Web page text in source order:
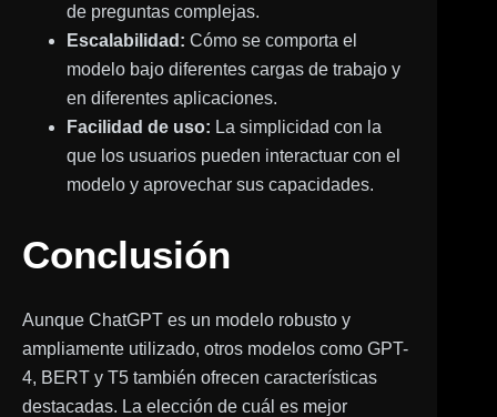
de preguntas complejas.
Escalabilidad: Cómo se comporta el
modelo bajo diferentes cargas de trabajo y
en diferentes aplicaciones.
Facilidad de uso: La simplicidad con la
que los usuarios pueden interactuar con el
modelo y aprovechar sus capacidades.
Conclusión
Aunque ChatGPT es un modelo robusto y
ampliamente utilizado, otros modelos como GPT-
4, BERT y T5 también ofrecen características
destacadas. La elección de cuál es mejor